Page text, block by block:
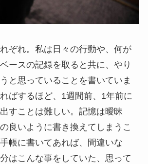
ぞれ。私は日々の行動や、何が
ースの記録を取ると共に、やり
と思っていることを書いていま
ばするほど、1週間前、1年前に
すことは難しい。記憶は曖昧
良いように書き換えてしまうこ
帳に書いてあれば、間違いな
はこんな事をしていた、思って